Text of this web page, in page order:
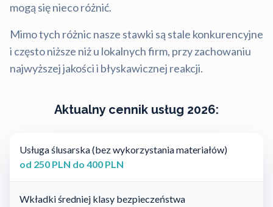
mogą się nieco różnić.
Mimo tych różnic nasze stawki są stale konkurencyjne
i często niższe niż u lokalnych firm, przy zachowaniu
najwyższej jakości i błyskawicznej reakcji.
Aktualny cennik usług 2026:
Usługa ślusarska (bez wykorzystania materiałów)
od 250 PLN do 400 PLN
Wkładki średniej klasy bezpieczeństwa